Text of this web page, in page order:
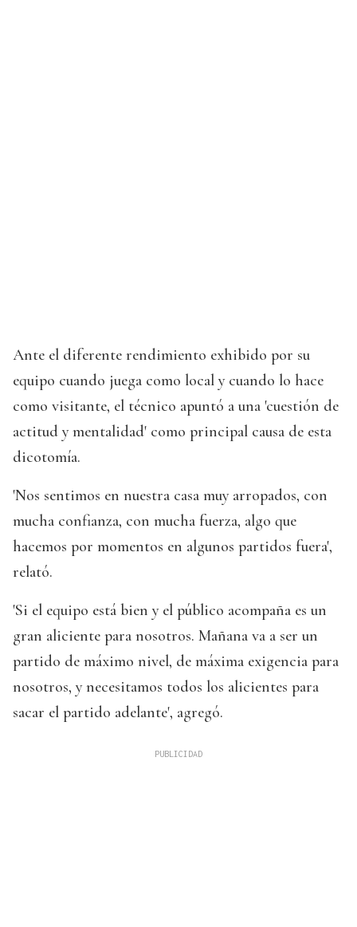
Ante el diferente rendimiento exhibido por su
equipo cuando juega como local y cuando lo hace
como visitante, el técnico apuntó a una 'cuestión de
actitud y mentalidad' como principal causa de esta
dicotomía.
'Nos sentimos en nuestra casa muy arropados, con
mucha confianza, con mucha fuerza, algo que
hacemos por momentos en algunos partidos fuera',
relató.
'Si el equipo está bien y el público acompaña es un
gran aliciente para nosotros. Mañana va a ser un
partido de máximo nivel, de máxima exigencia para
nosotros, y necesitamos todos los alicientes para
sacar el partido adelante', agregó.